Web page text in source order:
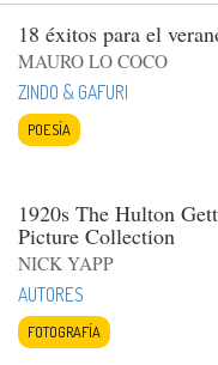
18 éxitos para el
MAURO LO COCO
ZINDO & GAFURI
POESÍA
1920s The Hulton
Picture Collection
NICK YAPP
AUTORES
FOTOGRAFÍA